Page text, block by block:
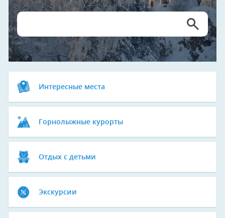
Интересные места
Горнолыжные курорты
Отдых с детьми
Экскурсии